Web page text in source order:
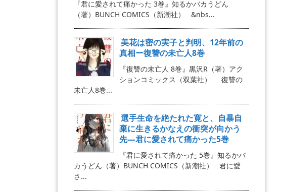
『君に愛されて痛かった 3巻』知るかバカうどん
（著）BUNCH COMICS（新潮社） &nbs...
美花は密の実子と判明、12年前の
真相ー復讐の未亡人8巻
『復讐の未亡人 8巻』黒沢R（著）アク
ションコミックス（双葉社） 復讐の
未亡人8巻...
選手生命を絶たれた寛と、自暴自
棄に生きるかなえの衝突が向かう
先―君に愛されて痛かった5巻
『君に愛されて痛かった 5巻』知るかバ
カうどん（著）BUNCH COMICS（新潮社） 君に愛
さ...